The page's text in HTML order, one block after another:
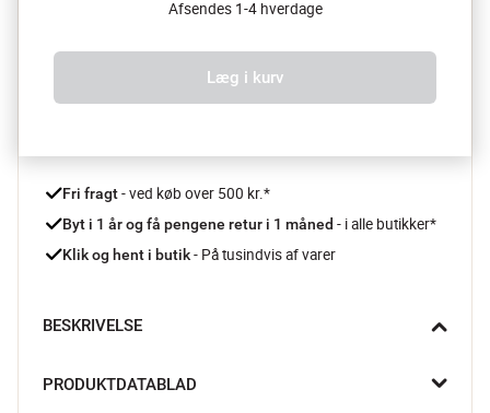
Afsendes 1-4 hverdage
Læg i kurv
Fri fragt - ved køb over 500 kr.*
Byt i 1 år og få pengene retur i 1 måned - i alle butikker*
Klik og hent i butik - På tusindvis af varer
BESKRIVELSE
150 ml med tætsluttende skruelåg er gode til alt fra yoghurt og
PRODUKTDATABLAD